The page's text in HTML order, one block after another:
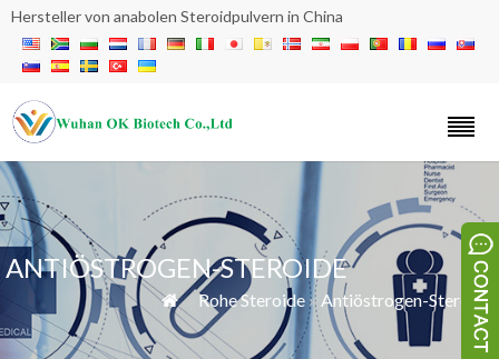
Hersteller von anabolen Steroidpulvern in China
ANTIÖSTROGEN-STEROIDE
 » Rohe Steroide » Antiöstrogen-Steroide